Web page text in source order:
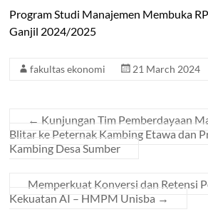
Program Studi Manajemen Membuka
Ganjil 2024/2025
fakultas ekonomi 21 March 2024
← Kunjungan Tim Pemberdayaan
Blitar ke Peternak Kambing Etawa dan
Kambing Desa Sumber
Memperkuat Konversi dan Retensi
Kekuatan AI – HMPM Unisba →